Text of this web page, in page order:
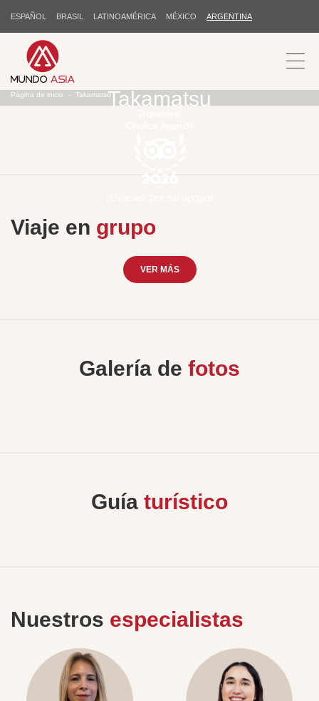
ESPAÑOL BRASIL LATINOAMÉRICA MÉXICO ARGENTINA
Takamatsu
Página de inicio Takamatsu
Viaje en grupo
VER MÁS
Galería de fotos
Guía turístico
Nuestros especialistas